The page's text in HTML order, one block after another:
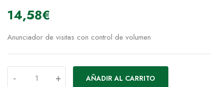
14,58€
Anunciador de visitas con control de volumen
- + AÑADIR AL CARRITO